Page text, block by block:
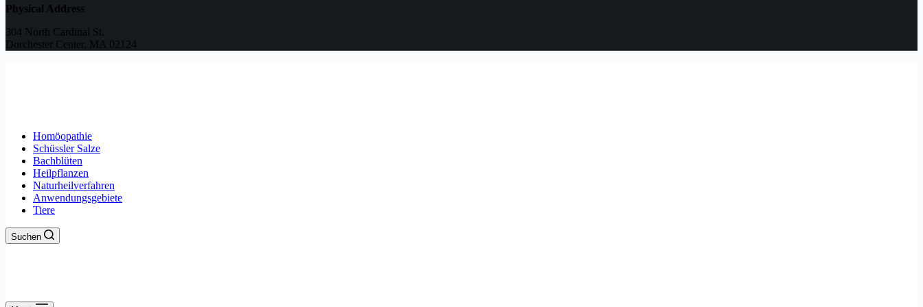
Physical Address
304 North Cardinal St.
Dorchester Center, MA 02124
Homöopathie
Schüssler Salze
Bachblüten
Heilpflanzen
Naturheilverfahren
Anwendungsgebiete
Tiere
Suchen